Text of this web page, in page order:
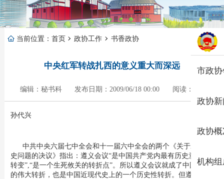
市政
政协新
政协概
机构组
当前位置： 首页 政协工作 书香政协
中央红军转战扎西的意义重大而深远
编辑：秘书科 发布日期：2009/06/18 00:00 阅读：501
孙代兴
中共中央六届七中全会和十一届六中全会的两个《关于若干历
史问题的决议》指出：遵义会议“是中国共产党内最有历史意义的
转变”,“是一个生死攸关的转折点”。所以遵义会议就成了中国革命
的伟大转折，也是中国近现代史上的一个历史性转折。但遵义会议